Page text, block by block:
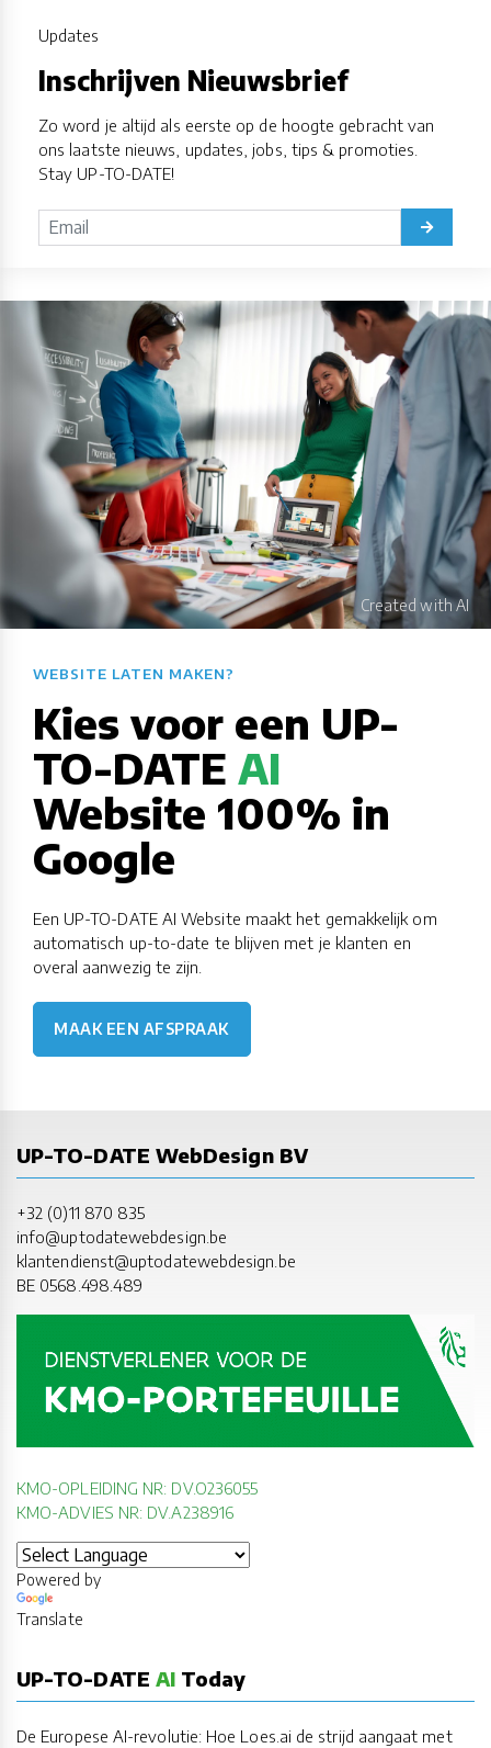
Updates
Inschrijven Nieuwsbrief
Zo word je altijd als eerste op de hoogte gebracht van
ons laatste nieuws, updates, jobs, tips & promoties.
Stay UP-TO-DATE!
WEBSITE LATEN MAKEN?​​​​​​​​​​​​​​
Kies voor een UP-
TO-DATE AI
Website 100% in
Google
Een UP-TO-DATE AI Website maakt het gemakkelijk om
automatisch up-to-date te blijven met je klanten en
overal aanwezig te zijn.
MAAK EEN AFSPRAAK
UP-TO-DATE WebDesign BV
+32 (0)11 870 835
info@uptodatewebdesign.be
klantendienst@uptodatewebdesign.be
BE 0568.498.489
KMO-OPLEIDING NR: DV.O236055
KMO-ADVIES NR: DV.A238916
Powered by
Translate
UP-TO-DATE AI Today
De Europese AI-revolutie: Hoe Loes.ai de strijd aangaat met